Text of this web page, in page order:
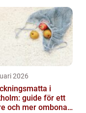
2026
i
guide för ett
och mer ombonat